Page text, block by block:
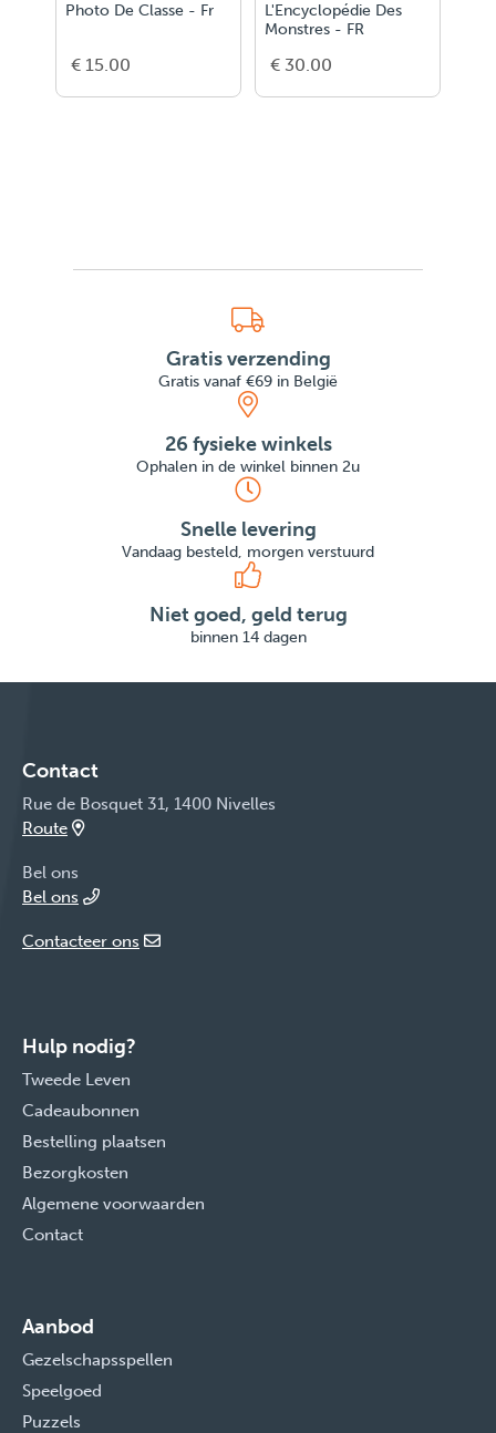
Photo De Classe - Fr
€ 15.00
L'Encyclopédie Des
Monstres - FR
€ 30.00
Gratis verzending
Gratis vanaf €69 in België
26 fysieke winkels
Ophalen in de winkel binnen 2u
Snelle levering
Vandaag besteld, morgen verstuurd
Niet goed, geld terug
binnen 14 dagen
Contact
Rue de Bosquet 31, 1400 Nivelles
Route
Bel ons
Bel ons
Contacteer ons
Hulp nodig?
Tweede Leven
Cadeaubonnen
Bestelling plaatsen
Bezorgkosten
Algemene voorwaarden
Contact
Aanbod
Gezelschapsspellen
Speelgoed
Puzzels